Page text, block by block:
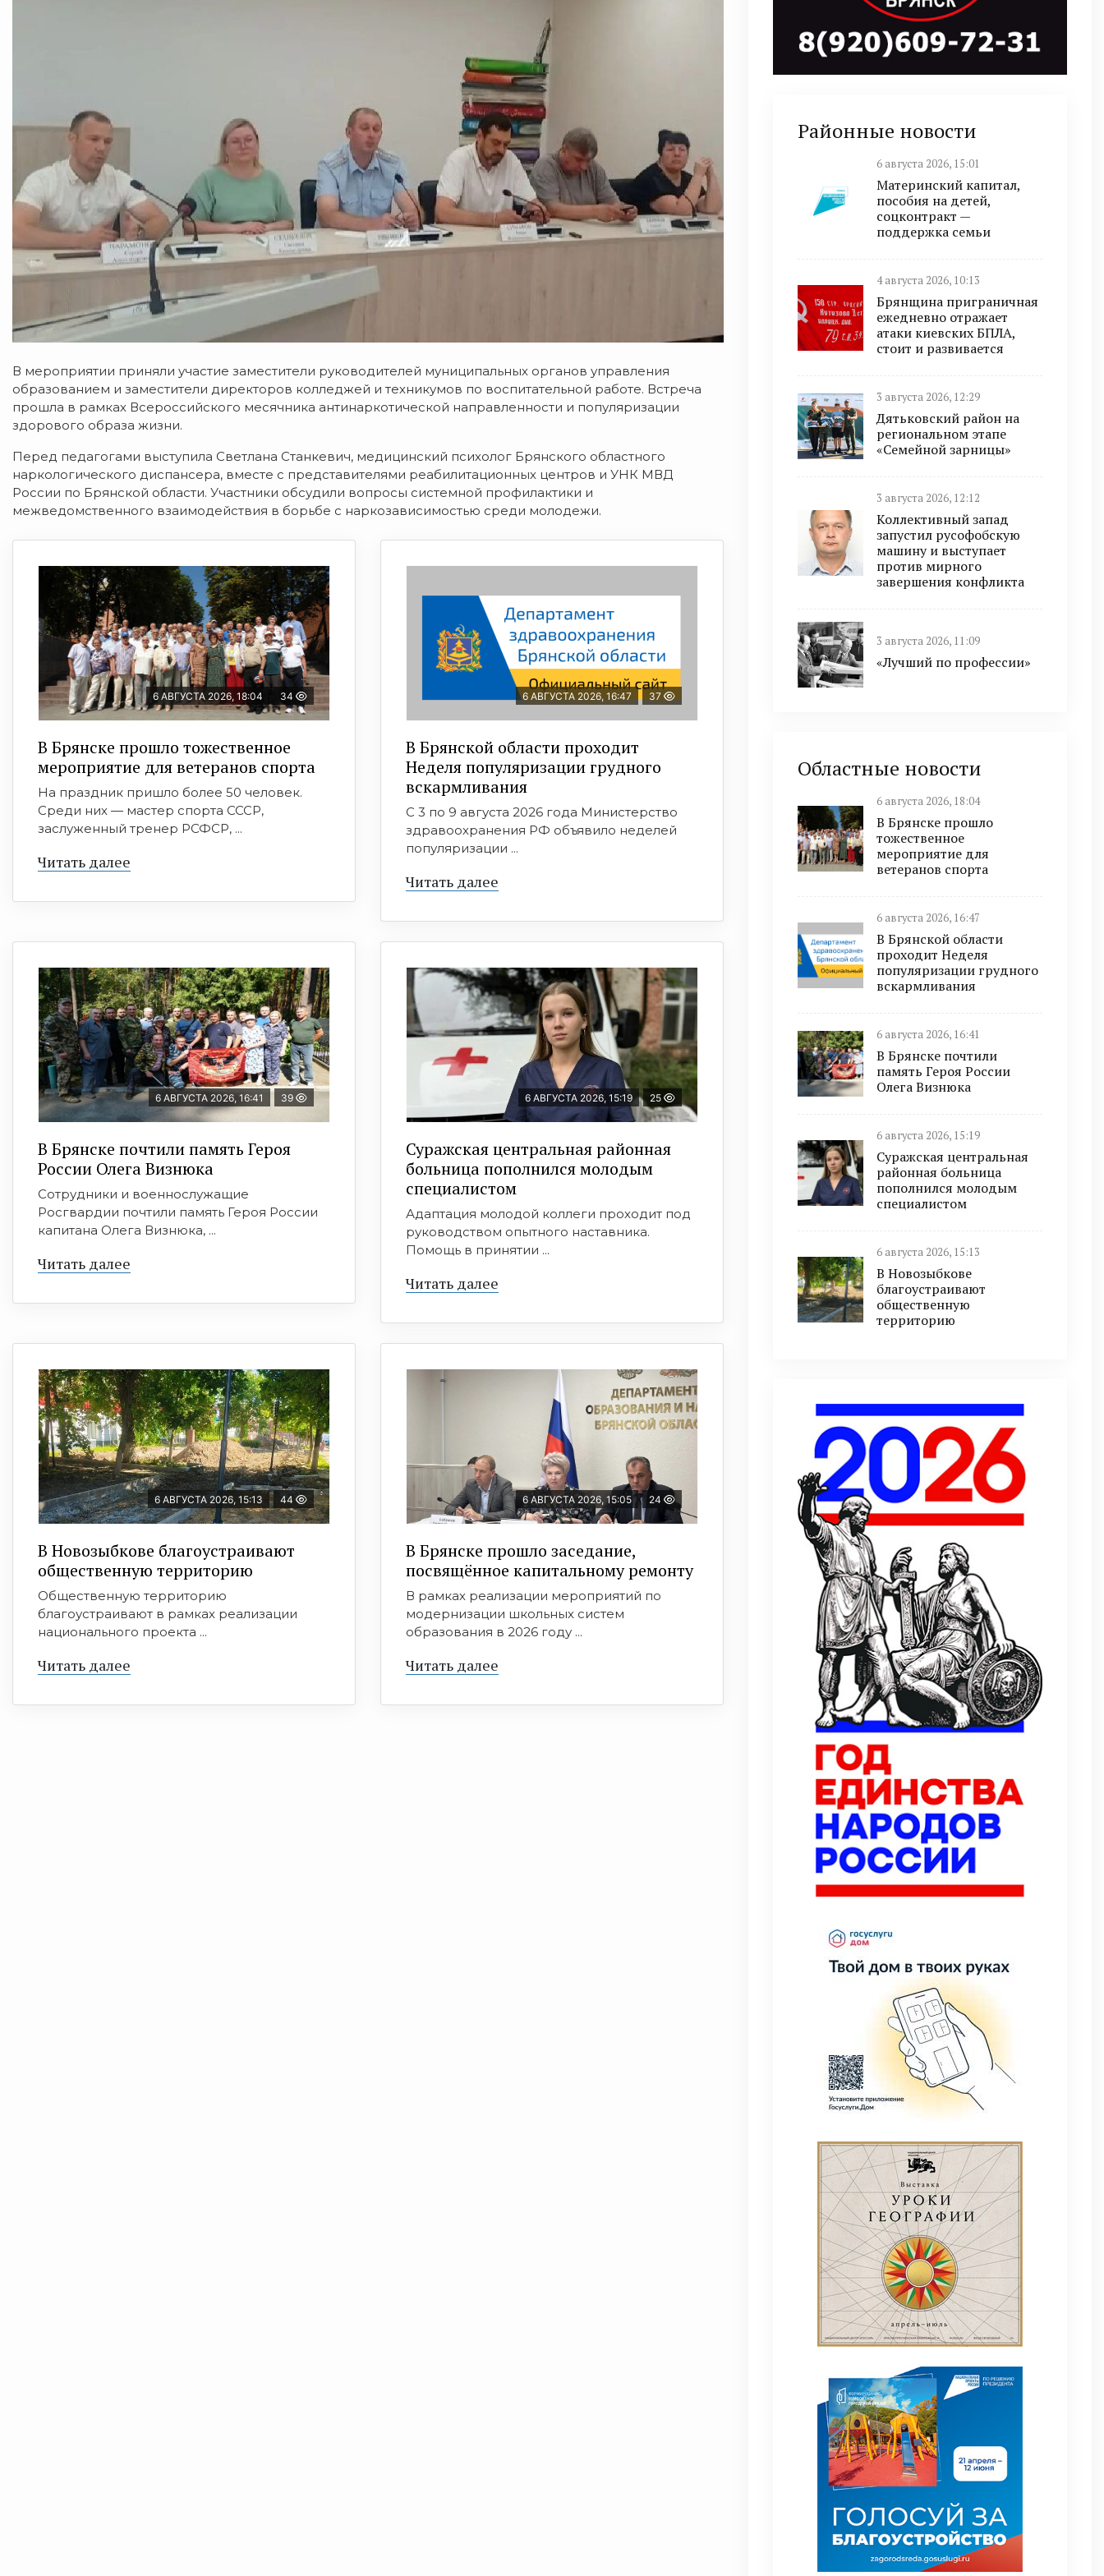
В мероприятии приняли участие заместители руководителей муниципальных органов управления
образованием и заместители директоров колледжей и техникумов по воспитательной работе. Встреча
прошла в рамках Всероссийского месячника антинаркотической направленности и популяризации
здорового образа жизни.
Перед педагогами выступила Светлана Станкевич, медицинский психолог Брянского областного
наркологического диспансера, вместе с представителями реабилитационных центров и УНК МВД
России по Брянской области. Участники обсудили вопросы системной профилактики и
межведомственного взаимодействия в борьбе с наркозависимостью среди молодежи.
6 АВГУСТА 2026, 18:04 34
В Брянске прошло тожественное
мероприятие для ветеранов спорта
На праздник пришло более 50 человек.
Среди них — мастер спорта СССР,
заслуженный тренер РСФСР, ...
Читать далее
6 АВГУСТА 2026, 16:47 37
В Брянской области проходит
Неделя популяризации грудного
вскармливания
С 3 по 9 августа 2026 года Министерство
здравоохранения РФ объявило неделей
популяризации ...
Читать далее
6 АВГУСТА 2026, 16:41 39
В Брянске почтили память Героя
России Олега Визнюка
Сотрудники и военнослужащие
Росгвардии почтили память Героя России
капитана Олега Визнюка, ...
Читать далее
6 АВГУСТА 2026, 15:19 25
Суражская центральная районная
больница пополнился молодым
специалистом
Адаптация молодой коллеги проходит под
руководством опытного наставника.
Помощь в принятии ...
Читать далее
6 АВГУСТА 2026, 15:13 44
В Новозыбкове благоустраивают
общественную территорию
Общественную территорию
благоустраивают в рамках реализации
национального проекта ...
Читать далее
6 АВГУСТА 2026, 15:05 24
В Брянске прошло заседание,
посвящённое капитальному ремонту
В рамках реализации мероприятий по
модернизации школьных систем
образования в 2026 году ...
Читать далее
Районные новости
6 августа 2026, 15:01
Материнский капитал,
пособия на детей,
соцконтракт —
поддержка семьи
4 августа 2026, 10:13
Брянщина приграничная
ежедневно отражает
атаки киевских БПЛА,
стоит и развивается
3 августа 2026, 12:29
Дятьковский район на
региональном этапе
«Семейной зарницы»
3 августа 2026, 12:12
Коллективный запад
запустил русофобскую
машину и выступает
против мирного
завершения конфликта
3 августа 2026, 11:09
«Лучший по профессии»
Областные новости
6 августа 2026, 18:04
В Брянске прошло
тожественное
мероприятие для
ветеранов спорта
6 августа 2026, 16:47
В Брянской области
проходит Неделя
популяризации грудного
вскармливания
6 августа 2026, 16:41
В Брянске почтили
память Героя России
Олега Визнюка
6 августа 2026, 15:19
Суражская центральная
районная больница
пополнился молодым
специалистом
6 августа 2026, 15:13
В Новозыбкове
благоустраивают
общественную
территорию